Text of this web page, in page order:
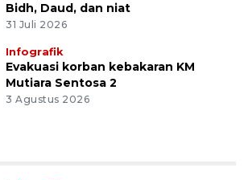
Bidh, Daud, dan niat
31 Juli 2026
Infografik
Evakuasi korban kebakaran KM
Mutiara Sentosa 2
3 Agustus 2026